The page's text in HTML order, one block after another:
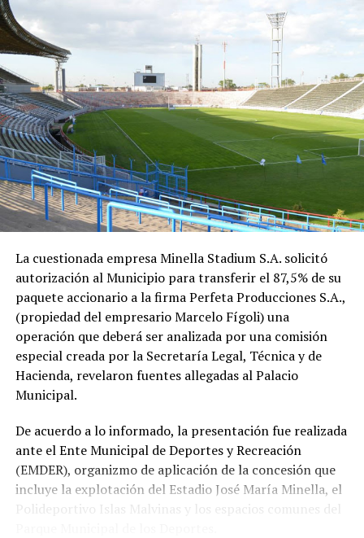
La cuestionada empresa Minella Stadium S.A. solicitó
autorización al Municipio para transferir el 87,5% de su
paquete accionario a la firma Perfeta Producciones S.A.,
(propiedad del empresario Marcelo Fígoli) una
operación que deberá ser analizada por una comisión
especial creada por la Secretaría Legal, Técnica y de
Hacienda, revelaron fuentes allegadas al Palacio
Municipal.
De acuerdo a lo informado, la presentación fue realizada
ante el Ente Municipal de Deportes y Recreación
(EMDER), organizmo de aplicación de la concesión que
incluye la explotación del Estadio José María Minella, el
Polideportivo Islas Malvinas y los espacios comunes del